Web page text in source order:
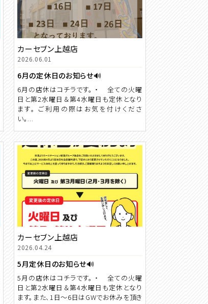
カーセブン上越店
2026.06.01
6月の定休日のお知らせ🔊
6月の店休はコチラです。 ・ 全ての火曜
日と第2水曜日＆第4水曜日も定休となり
ます。 ご利用の際はお気を付けくださ
い。...
カーセブン上越店
2026.04.24
5月定休日のお知らせ🔊
5月の店休はコチラです。 ・ 全ての火曜
日と第2水曜日＆第4水曜日も定休となり
ます。また、1日～6日はGWでお休みを頂き